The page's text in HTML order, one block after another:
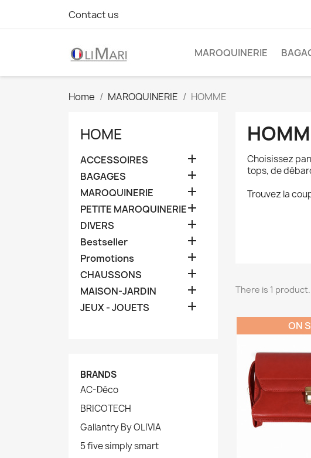
Contact us
MAROQUINERIE
Home MAROQUINERIE HOMME
HOME
ACCESSOIRES 
BAGAGES 
MAROQUINERIE 
PETITE MAROQUINERIE
DIVERS 
Bestseller 
Promotions 
CHAUSSONS 
MAISON-JARDIN 
JEUX - JOUETS 
BRANDS
AC-Déco
BRICOTECH
Gallantry By OLIVIA
5 five simply smart
Choisissez
tops, de
Trouvez la
There is 1 product.
ON